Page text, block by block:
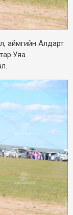
аймгийн Алдарт